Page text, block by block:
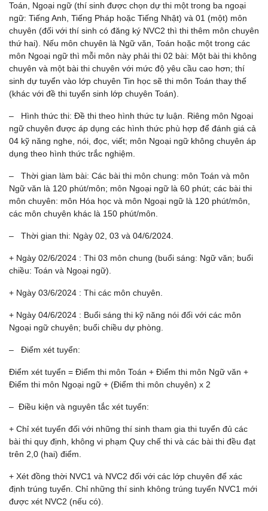
Toán, Ngoại ngữ (thí sinh được chọn dự thi một trong ba ngoại
ngữ: Tiếng Anh, Tiếng Pháp hoặc Tiếng Nhật) và 01 (một) môn
chuyên (đối với thí sinh có đăng ký NVC2 thì thi thêm môn chuyên
thứ hai). Nếu môn chuyên là Ngữ văn, Toán hoặc một trong các
môn Ngoại ngữ thì mỗi môn này phải thi 02 bài: Một bài thi không
chuyên và một bài thi chuyên với mức độ yêu cầu cao hơn; thí
sinh dự tuyển vào lớp chuyên Tin học sẽ thi môn Toán thay thế
(khác với đề thi tuyển sinh lớp chuyên Toán).
– Hình thức thi: Đề thi theo hình thức tự luận. Riêng môn Ngoại
ngữ chuyên được áp dụng các hình thức phù hợp để đánh giá cả
04 kỹ năng nghe, nói, đọc, viết; môn Ngoại ngữ không chuyên áp
dụng theo hình thức trắc nghiệm.
– Thời gian làm bài: Các bài thi môn chung: môn Toán và môn
Ngữ văn là 120 phút/môn; môn Ngoại ngữ là 60 phút; các bài thi
môn chuyên: môn Hóa học và môn Ngoại ngữ là 120 phút/môn,
các môn chuyên khác là 150 phút/môn.
– Thời gian thi: Ngày 02, 03 và 04/6/2024.
+ Ngày 02/6/2024 : Thi 03 môn chung (buổi sáng: Ngữ văn; buổi
chiều: Toán và Ngoại ngữ).
+ Ngày 03/6/2024 : Thi các môn chuyên.
+ Ngày 04/6/2024 : Buổi sáng thi kỹ năng nói đối với các môn
Ngoại ngữ chuyên; buổi chiều dự phòng.
– Điểm xét tuyển:
Điểm xét tuyển = Điểm thi môn Toán + Điểm thi môn Ngữ văn +
Điểm thi môn Ngoại ngữ + (Điểm thi môn chuyên) x 2
– Điều kiện và nguyên tắc xét tuyển:
+ Chỉ xét tuyển đối với những thí sinh tham gia thi tuyển đủ các
bài thi quy định, không vi phạm Quy chế thi và các bài thi đều đạt
trên 2,0 (hai) điểm.
+ Xét đồng thời NVC1 và NVC2 đối với các lớp chuyên để xác
định trúng tuyển. Chỉ những thí sinh không trúng tuyển NVC1 mới
được xét NVC2 (nếu có).